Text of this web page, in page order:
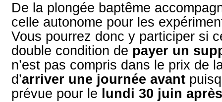
De la plongée baptême
celle autonome pour les
Vous pourrez donc y participer si
double condition de payer un
n’est pas compris dans le prix de
d’arriver une journée avant
prévue pour le lundi 30 juin